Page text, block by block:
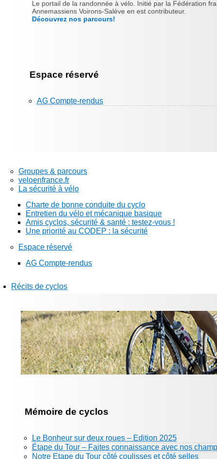
Le portail de la randonnée à vélo. Initié par la Fédération
Annemassiens Voirons-Salève en est contributeur.
Découvrez nos parcours!
Espace réservé
AG Compte-rendus
Groupes & parcours
veloenfrance.fr
La sécurité à vélo
Charte de bonne conduite du cyclo
Entretien du vélo et mécanique basique
Amis cyclos, sécurité & santé : testez-vous !
Une priorité au CODEP : la sécurité
Espace réservé
AG Compte-rendus
Récits de cyclos
Mémoire de cyclos
Le Bonheur sur deux roues – Edition 2025
Étape du Tour – Faites connaissance avec nos
Notre Etape du Tour côté coulisses et côté selles